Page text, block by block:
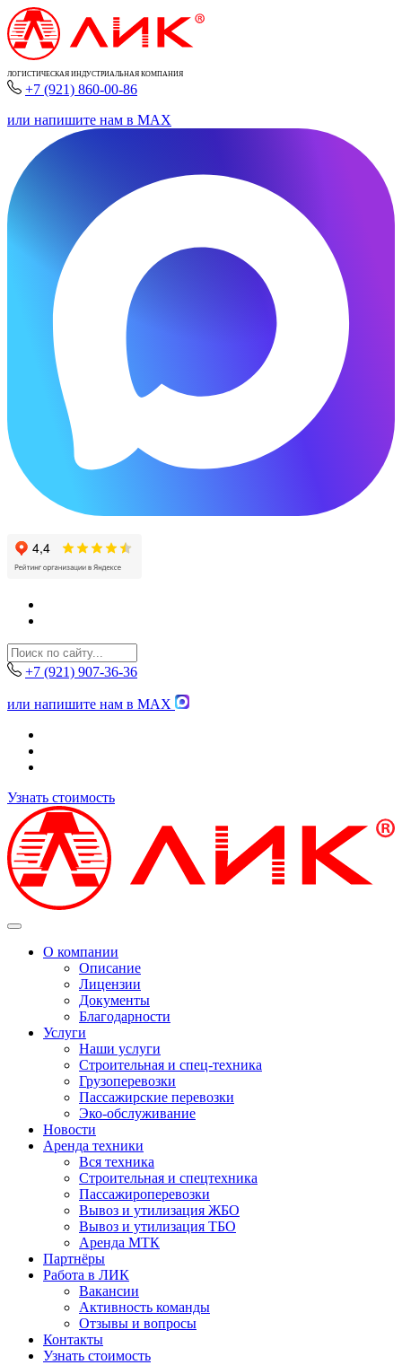
ЛОГИСТИЧЕСКАЯ ИНДУСТРИАЛЬНАЯ КОМПАНИЯ
+7 (921) 860-00-86
или напишите нам в MAX
+7 (921) 907-36-36
или напишите нам в MAX
Узнать стоимость
О компании
Описание
Лицензии
Документы
Благодарности
Услуги
Наши услуги
Строительная и спец-техника
Грузоперевозки
Пассажирские перевозки
Эко-обслуживание
Новости
Аренда техники
Вся техника
Строительная и спецтехника
Пассажироперевозки
Вывоз и утилизация ЖБО
Вывоз и утилизация ТБО
Аренда МТК
Партнёры
Работа в ЛИК
Вакансии
Активность команды
Отзывы и вопросы
Контакты
Узнать стоимость